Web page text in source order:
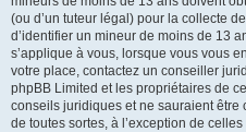
(ou d’un tuteur légal) pour la collecte
d’identifier un mineur de moins de 13
s’applique à vous, lorsque vous vous
votre place, contactez un conseiller
phpBB Limited et les propriétaires de
conseils juridiques et ne sauraient
de toutes sortes, à l’exception de